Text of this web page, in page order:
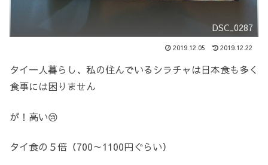
DSC_0287
2019.12.05 2019.12.22
タイ一人暮らし、私の住んでいるシラチャは日本食も多く
食事には困りません
が！高い😢
タイ食の５倍（700～1100円ぐらい）